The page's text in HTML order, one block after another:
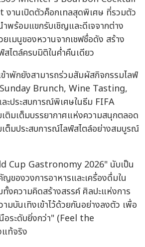
งานเปิดตัวค็อกเทลสุดพิเศษ ที่รวมตัว
ำพร้อมแขกรับเชิญและดีเจจากต่าง
ยเมนูของหวานจากเชฟชื่อดัง สร้าง
สไตล์ครบมิติในค่ำคืนเดียว
าพักยังสามารถร่วมสัมผัสกิจกรรมไลฟ์
Brunch, Wine Tasting,
ประสบการณ์พิเศษในธีม FIFA
ติมเต็มบรรยากาศแห่งความสนุกตลอด
ต็มประสบการณ์ไลฟ์สไตล์อย่างสมบูรณ์
Cup Gastronomy 2026" นับเป็น
ของวงการอาหารและเครื่องดื่มใน
ทั้งความคิดสร้างสรรค์ ศิลปะแห่งการ
มบันเทิงเข้าไว้ด้วยกันอย่างลงตัว เพื่อ
อระดับยิ่งกว่า" (Feel the
ท้จริง